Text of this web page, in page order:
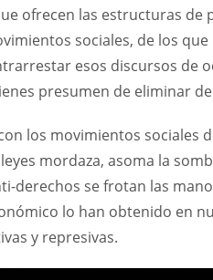
ofrecen las estructuras
sociales, de los
esos discursos de
presumen de eliminar
los movimientos
mordaza, asoma la
derechos se frotan las
lo han obtenido en
y represivas.